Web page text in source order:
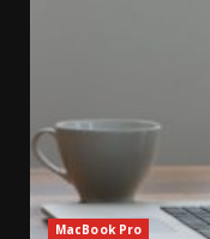
MacBook Pro